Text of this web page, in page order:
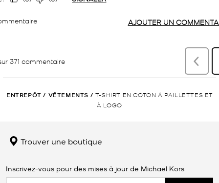
ENTREPÔT / VÊTEMENTS / T-SHIRT EN COTON À PAILLETTES ET
À LOGO
Trouver une boutique
Inscrivez-vous pour des mises à jour de Michael Kors